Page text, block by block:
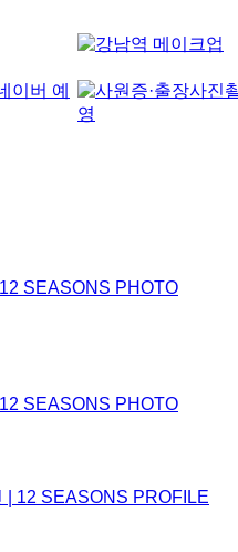
SEASONS PHOTO
SEASONS PHOTO
| 12 SEASONS PROFILE